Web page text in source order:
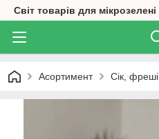
Світ товарів для мікрозелені
Асортимент Сік, фреші